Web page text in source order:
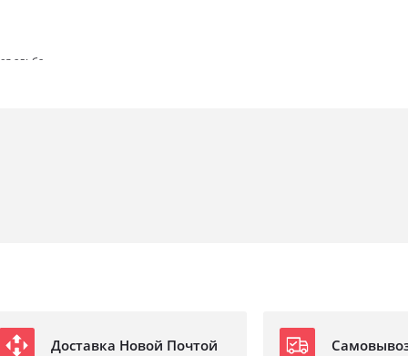
альба
Доставка Новой Почтой